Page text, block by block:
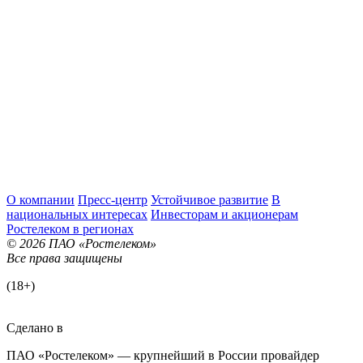
О компании Пресс-центр Устойчивое развитие В
национальных интересах Инвесторам и акционерам
Ростелеком в регионах
© 2026 ПАО «Ростелеком»
Все права защищены
(18+)
Сделано в
ПАО «Ростелеком» — крупнейший в России провайдер